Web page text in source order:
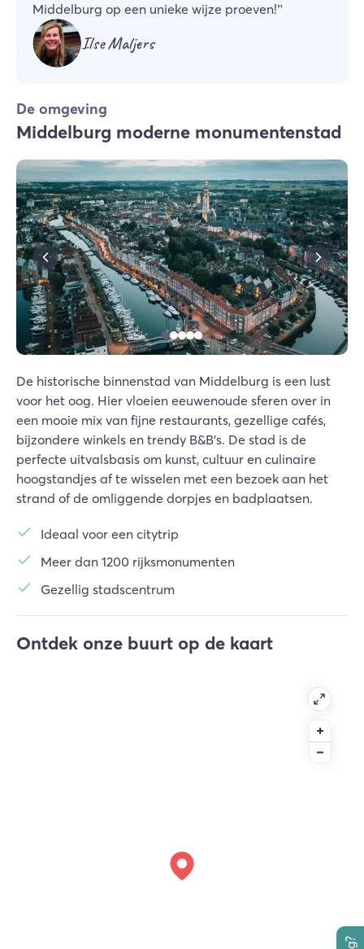
Middelburg op een unieke wijze proeven!”
Ilse Maljers
De omgeving
Middelburg moderne monumentenstad
De historische binnenstad van Middelburg is een lust
voor het oog. Hier vloeien eeuwenoude sferen over in
een mooie mix van fijne restaurants, gezellige cafés,
bijzondere winkels en trendy B&B's. De stad is de
perfecte uitvalsbasis om kunst, cultuur en culinaire
hoogstandjes af te wisselen met een bezoek aan het
strand of de omliggende dorpjes en badplaatsen.
Ideaal voor een citytrip
Meer dan 1200 rijksmonumenten
Gezellig stadscentrum
Ontdek onze buurt op de kaart